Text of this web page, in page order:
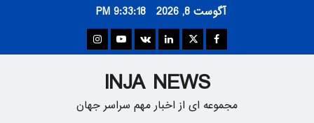
آگوست 8, 2026 9:33:18 PM
Facebook
Twitter
Linkedin
VK
Youtube
Instagram
INJA NEWS
مجموعه ای از اخبار مهم سراسر جهان